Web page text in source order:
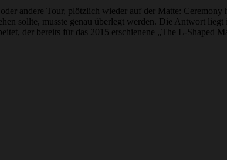
andere Tour, plötzlich wieder auf der Matte:
sollte, musste genau überlegt werden. Die Antwort
der bereits für das 2015 erschienene „The L-